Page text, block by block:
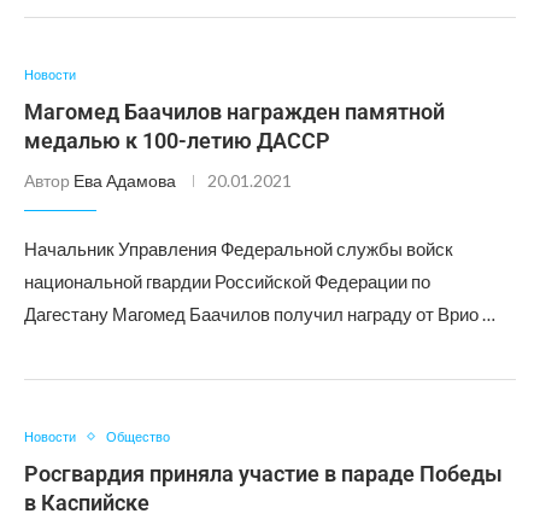
Новости
Магомед Баачилов награжден памятной
медалью к 100-летию ДАССР
Автор Ева Адамова 20.01.2021
Начальник Управления Федеральной службы войск
национальной гвардии Российской Федерации по
Дагестану Магомед Баачилов получил награду от Врио …
Новости Общество
Росгвардия приняла участие в параде Победы
в Каспийске